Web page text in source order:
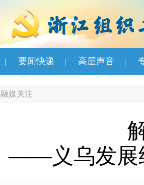
| 要闻快递 | 高层声音 |
融媒关注
——义乌发展